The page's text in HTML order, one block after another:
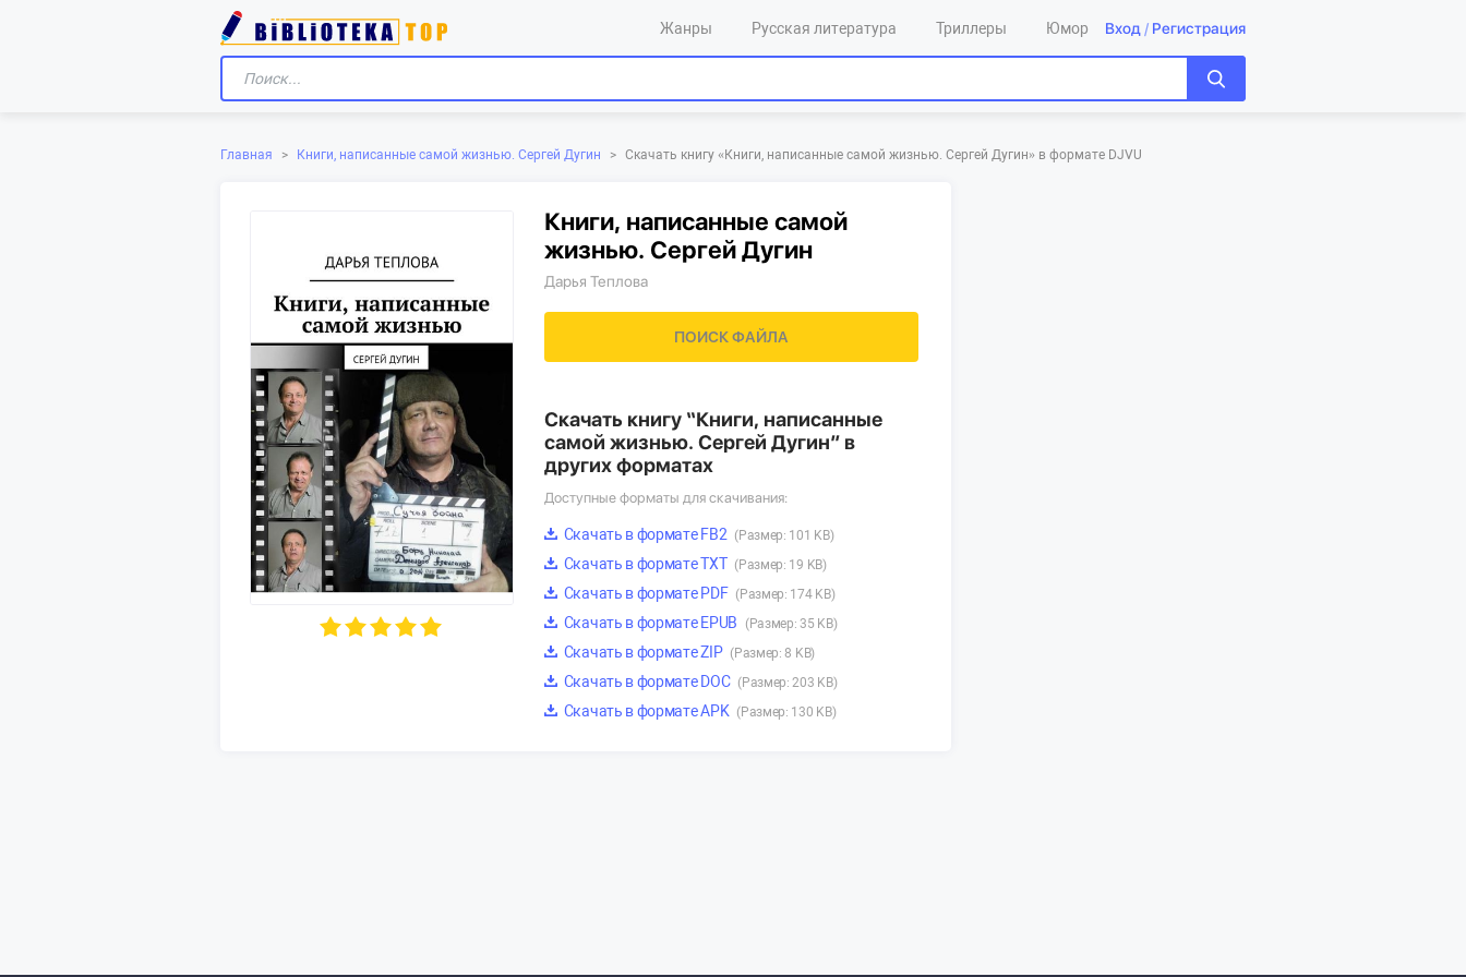
Жанры Русская литература Триллеры Юмор Вход / Регистрация
Главная > Книги, написанные самой жизнью. Сергей Дугин > Скачать книгу «‎Книги, написанные самой жизнью. Сергей Дугин»‎ в формате DJVU
Книги, написанные самой
жизнью. Сергей Дугин
Дарья Теплова
ПОИСК ФАЙЛА
Скачать книгу “Книги, написанные
самой жизнью. Сергей Дугин” в
других форматах
Доступные форматы для скачивания:
Скачать в формате FB2 (Размер: 101 KB)
Скачать в формате TXT (Размер: 19 KB)
Скачать в формате PDF (Размер: 174 KB)
Скачать в формате EPUB (Размер: 35 KB)
Скачать в формате ZIP (Размер: 8 KB)
Скачать в формате DOC (Размер: 203 KB)
Скачать в формате APK (Размер: 130 KB)